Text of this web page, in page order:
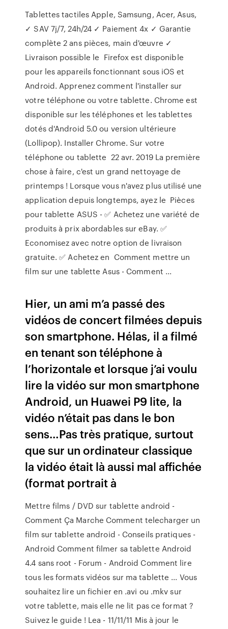
Tablettes tactiles Apple, Samsung, Acer, Asus,
✓ SAV 7j/7, 24h/24 ✓ Paiement 4x ✓ Garantie
complète 2 ans pièces, main d'œuvre ✓
Livraison possible le Firefox est disponible
pour les appareils fonctionnant sous iOS et
Android. Apprenez comment l'installer sur
votre téléphone ou votre tablette. Chrome est
disponible sur les téléphones et les tablettes
dotés d'Android 5.0 ou version ultérieure
(Lollipop). Installer Chrome. Sur votre
téléphone ou tablette 22 avr. 2019 La première
chose à faire, c'est un grand nettoyage de
printemps ! Lorsque vous n'avez plus utilisé une
application depuis longtemps, ayez le Pièces
pour tablette ASUS - ✅ Achetez une variété de
produits à prix abordables sur eBay. ✅
Economisez avec notre option de livraison
gratuite. ✅ Achetez en Comment mettre un
film sur une tablette Asus - Comment ...
Hier, un ami m’a passé des
vidéos de concert filmées depuis
son smartphone. Hélas, il a filmé
en tenant son téléphone à
l’horizontale et lorsque j’ai voulu
lire la vidéo sur mon smartphone
Android, un Huawei P9 lite, la
vidéo n’était pas dans le bon
sens…Pas très pratique, surtout
que sur un ordinateur classique
la vidéo était là aussi mal affichée
(format portrait à
Mettre films / DVD sur tablette android -
Comment Ça Marche Comment telecharger un
film sur tablette android - Conseils pratiques -
Android Comment filmer sa tablette Android
4.4 sans root - Forum - Android Comment lire
tous les formats vidéos sur ma tablette ... Vous
souhaitez lire un fichier en .avi ou .mkv sur
votre tablette, mais elle ne lit pas ce format ?
Suivez le guide ! Lea - 11/11/11 Mis à jour le